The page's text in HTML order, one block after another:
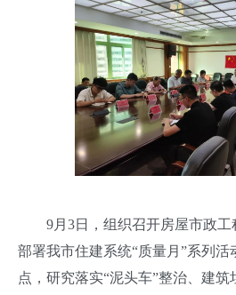
9月3日，组织召开房屋市政工
部署我市住建系统“质量月”系列
点，研究落实“泥头车”整治、建